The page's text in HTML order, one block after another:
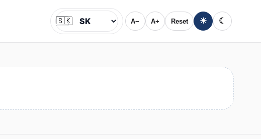
Jazyk
🇸🇰 A− A+ Reset ☀ ☾